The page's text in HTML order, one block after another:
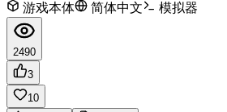
游戏本体 简体中文 模拟器
2490
3
10